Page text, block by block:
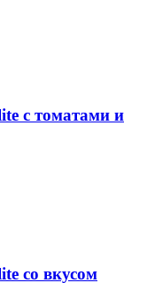
с томатами и
со вкусом